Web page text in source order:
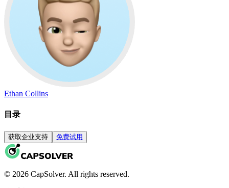
Ethan Collins
目录
获取企业支持 免费试用
© 2026 CapSolver. All rights reserved.